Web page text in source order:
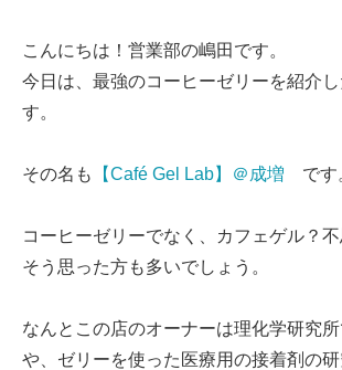
こんにちは！営業部の嶋田です。
今日は、最強のコーヒーゼリーを紹介し
す。
その名も 【Café Gel Lab】＠成増 です
コーヒーゼリーでなく、カフェゲル？
そう思った方も多いでしょう。
なんとこの店のオーナーは理化学研究
や、ゼリーを使った医療用の接着剤の